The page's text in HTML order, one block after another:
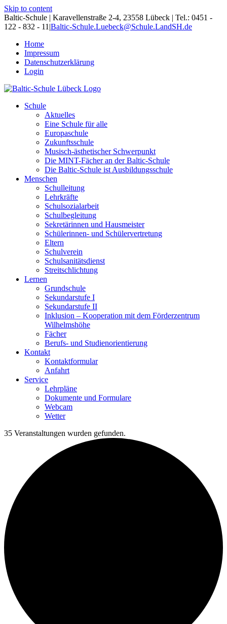
Skip to content
Baltic-Schule | Karavellenstraße 2-4, 23558 Lübeck | Tel.: 0451 -
122 - 832 - 11 |Baltic-Schule.Luebeck@Schule.LandSH.de
Home
Impressum
Datenschutzerklärung
Login
Schule
Aktuelles
Eine Schule für alle
Europaschule
Zukunftsschule
Musisch-ästhetischer Schwerpunkt
Die MINT-Fächer an der Baltic-Schule
Die Baltic-Schule ist Ausbildungsschule
Menschen
Schulleitung
Lehrkräfte
Schulsozialarbeit
Schulbegleitung
Sekretärinnen und Hausmeister
Schülerinnen- und Schülervertretung
Eltern
Schulverein
Schulsanitätsdienst
Streitschlichtung
Lernen
Grundschule
Sekundarstufe I
Sekundarstufe II
Inklusion – Kooperation mit dem Förderzentrum
Wilhelmshöhe
Fächer
Berufs- und Studienorientierung
Kontakt
Kontaktformular
Anfahrt
Service
Lehrpläne
Dokumente und Formulare
Webcam
Wetter
35 Veranstaltungen wurden gefunden.